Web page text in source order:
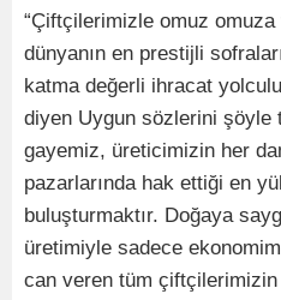
“Çiftçilerimizle omuz
dünyanın en prestijli
katma değerli ihracat
diyen Uygun sözlerini şöyle
gayemiz, üreticimizin her
pazarlarında hak ettiği en
buluşturmaktır. Doğaya
üretimiyle sadece
can veren tüm